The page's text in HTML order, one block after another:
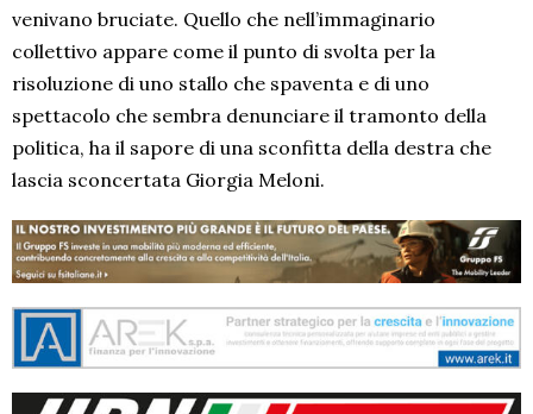
venivano bruciate. Quello che nell’immaginario
collettivo appare come il punto di svolta per la
risoluzione di uno stallo che spaventa e di uno
spettacolo che sembra denunciare il tramonto della
politica, ha il sapore di una sconfitta della destra che
lascia sconcertata Giorgia Meloni.